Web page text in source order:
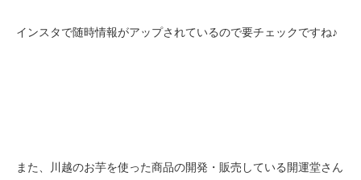
インスタで随時情報がアップされているので要チェックですね♪
また、川越のお芋を使った商品の開発・販売している開運堂さん